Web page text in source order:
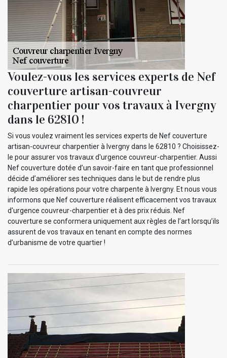
Voulez-vous les services experts de Nef
couverture artisan-couvreur
charpentier pour vos travaux à Ivergny
dans le 62810 !
Si vous voulez vraiment les services experts de Nef couverture
artisan-couvreur charpentier à Ivergny dans le 62810 ? Choisissez-
le pour assurer vos travaux d'urgence couvreur-charpentier. Aussi
Nef couverture dotée d’un savoir-faire en tant que professionnel
décide d’améliorer ses techniques dans le but de rendre plus
rapide les opérations pour votre charpente à Ivergny. Et nous vous
informons que Nef couverture réalisent efficacement vos travaux
d'urgence couvreur-charpentier et à des prix réduis. Nef
couverture se conformera uniquement aux règles de l’art lorsqu’ils
assurent de vos travaux en tenant en compte des normes
d’urbanisme de votre quartier !